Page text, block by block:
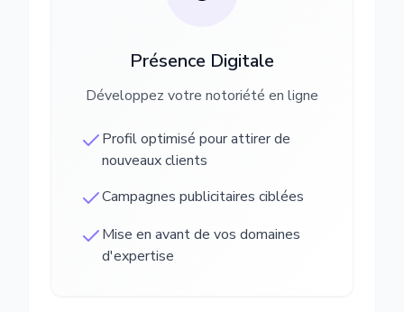
Présence Digitale
Développez votre notoriété en ligne
Profil optimisé pour attirer de
nouveaux clients
Campagnes publicitaires ciblées
Mise en avant de vos domaines
d'expertise